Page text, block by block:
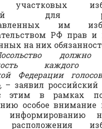
участковых
для
им
РФ прав и
на них
должно
каждого
Федерации
– заявил
этим в рамках
особое внимание
информированию